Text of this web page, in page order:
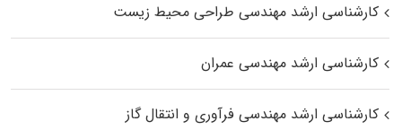
کارشناسی ارشد مهندسی طراحی محیط زیست
کارشناسی ارشد مهندسی عمران
کارشناسی ارشد مهندسی فرآوری و انتقال گاز